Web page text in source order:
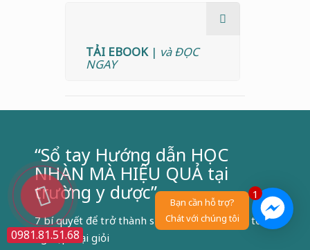
TẢI EBOOK| và ĐỌC
NGAY
“Sổ tay Hướng dẫn HỌC
NHÀN MÀ HIỆU QUẢ tại
trường y dược”
7 bí quyết để trở thành sinh viên xuất sắc và tốt
nghiệp loại giỏi
0981.81.51.68
1
Bạn cần hỗ trợ?
Chát với chúng tôi